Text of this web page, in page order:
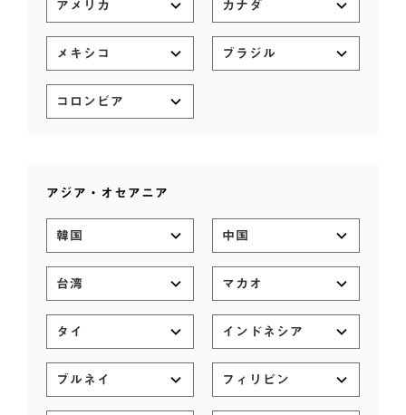
アメリカ カナダ
メキシコ ブラジル
コロンビア
アジア・オセアニア
韓国 中国
台湾 マカオ
タイ インドネシア
ブルネイ フィリピン